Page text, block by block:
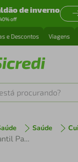
de inverno
off
e Descontos Viagens
procurando?
Saúde
Spray Bucal Infantil Panvel Oral Lilo & Stitch 30ml